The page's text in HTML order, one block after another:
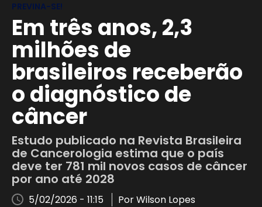
PREVINA-SE!
Em três anos, 2,3
milhões de
brasileiros receberão
o diagnóstico de
câncer
Estudo publicado na Revista Brasileira
de Cancerologia estima que o país
deve ter 781 mil novos casos de câncer
por ano até 2028
5/02/2026 - 11:15 Por Wilson Lopes